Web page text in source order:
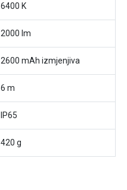
6400 K
2000 lm
2600 mAh izmjenjiva
6 m
IP65
420 g